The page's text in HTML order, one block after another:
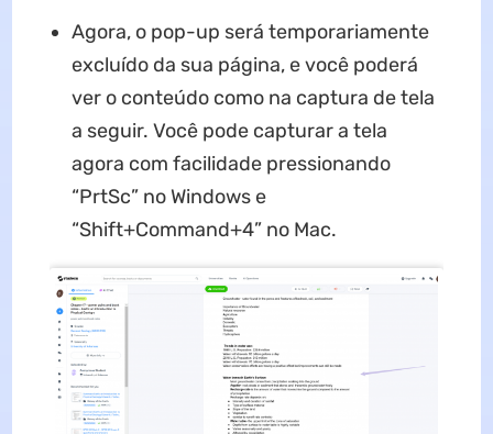
Agora, o pop-up será temporariamente
excluído da sua página, e você poderá
ver o conteúdo como na captura de tela
a seguir. Você pode capturar a tela
agora com facilidade pressionando
“PrtSc” no Windows e
“Shift+Command+4” no Mac.